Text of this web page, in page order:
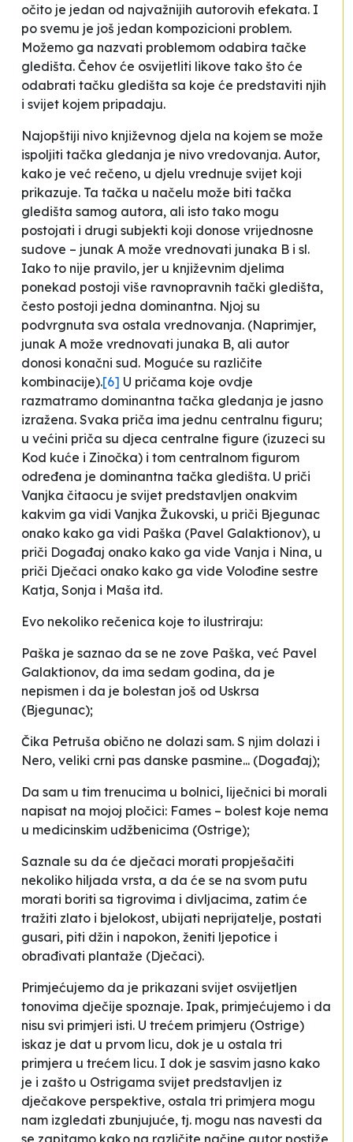
očito je jedan od najvažnijih autorovih efekata. I
po svemu je još jedan kompozicioni problem.
Možemo ga nazvati problemom odabira tačke
gledišta. Čehov će osvijetliti likove tako što će
odabrati tačku gledišta sa koje će predstaviti njih
i svijet kojem pripadaju.
Najopštiji nivo književnog djela na kojem se može
ispoljiti tačka gledanja je nivo vredovanja. Autor,
kako je već rečeno, u djelu vrednuje svijet koji
prikazuje. Ta tačka u načelu može biti tačka
gledišta samog autora, ali isto tako mogu
postojati i drugi subjekti koji donose vrijednosne
sudove – junak A može vrednovati junaka B i sl.
Iako to nije pravilo, jer u književnim djelima
ponekad postoji više ravnopravnih tački gledišta,
često postoji jedna dominantna. Njoj su
podvrgnuta sva ostala vrednovanja. (Naprimjer,
junak A može vrednovati junaka B, ali autor
donosi konačni sud. Moguće su različite
kombinacije).[6] U pričama koje ovdje
razmatramo dominantna tačka gledanja je jasno
izražena. Svaka priča ima jednu centralnu figuru;
u većini priča su djeca centralne figure (izuzeci su
Kod kuće i Zinočka) i tom centralnom figurom
određena je dominantna tačka gledišta. U priči
Vanjka čitaocu je svijet predstavljen onakvim
kakvim ga vidi Vanjka Žukovski, u priči Bjegunac
onako kako ga vidi Paška (Pavel Galaktionov), u
priči Događaj onako kako ga vide Vanja i Nina, u
priči Dječaci onako kako ga vide Volođine sestre
Katja, Sonja i Maša itd.
Evo nekoliko rečenica koje to ilustriraju:
Paška je saznao da se ne zove Paška, već Pavel
Galaktionov, da ima sedam godina, da je
nepismen i da je bolestan još od Uskrsa
(Bjegunac);
Čika Petruša obično ne dolazi sam. S njim dolazi i
Nero, veliki crni pas danske pasmine... (Događaj);
Da sam u tim trenucima u bolnici, liječnici bi morali
napisat na mojoj pločici: Fames – bolest koje nema
u medicinskim udžbenicima (Ostrige);
Saznale su da će dječaci morati propješačiti
nekoliko hiljada vrsta, a da će se na svom putu
morati boriti sa tigrovima i divljacima, zatim će
tražiti zlato i bjelokost, ubijati neprijatelje, postati
gusari, piti džin i napokon, ženiti ljepotice i
obrađivati plantaže (Dječaci).
Primjećujemo da je prikazani svijet osvijetljen
tonovima dječije spoznaje. Ipak, primjećujemo i da
nisu svi primjeri isti. U trećem primjeru (Ostrige)
iskaz je dat u prvom licu, dok je u ostala tri
primjera u trećem licu. I dok je sasvim jasno kako
je i zašto u Ostrigama svijet predstavljen iz
dječakove perspektive, ostala tri primjera mogu
nam izgledati zbunjujuće, tj. mogu nas navesti da